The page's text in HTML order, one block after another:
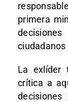
primera
ciudadanos
La exlíder
crítica a